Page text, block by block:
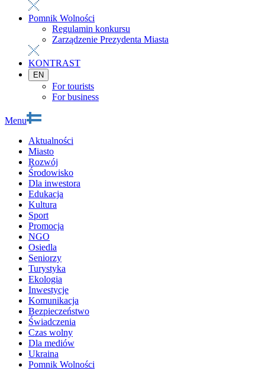
Pomnik Wolności
Regulamin konkursu
Zarządzenie Prezydenta Miasta
KONTRAST
EN
For tourists
For business
Menu
Aktualności
Miasto
Rozwój
Środowisko
Dla inwestora
Edukacja
Kultura
Sport
Promocja
NGO
Osiedla
Seniorzy
Turystyka
Ekologia
Inwestycje
Komunikacja
Bezpieczeństwo
Świadczenia
Czas wolny
Dla mediów
Ukraina
Pomnik Wolności